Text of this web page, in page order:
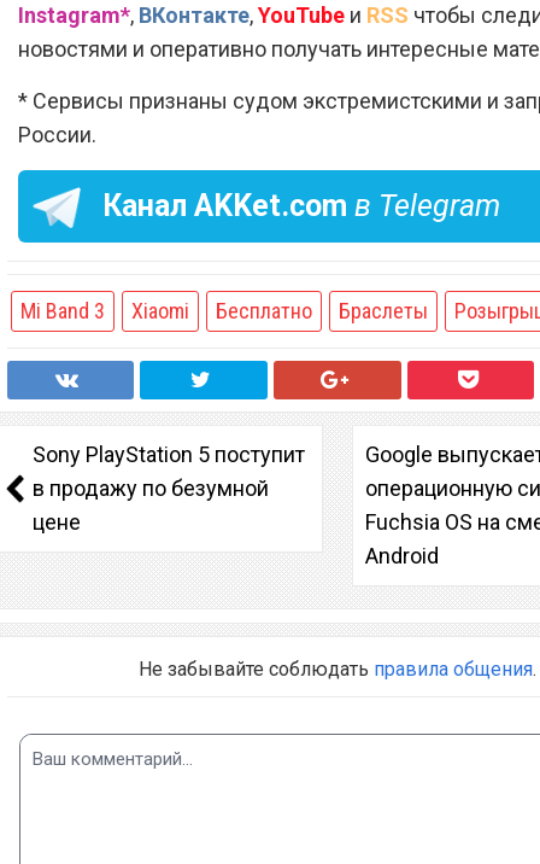
Instagram*, ВКонтакте,YouTube и RSS чтобы
новостями и оперативно получать интересные
* Сервисы признаны судом экстремистскими и
России.
Канал AKKet.com в Telegram
Mi Band 3 Xiaomi Бесплатно Браслеты
Sony PlayStation 5 поступит
в продажу по безумной
цене
Google
операционную
Fuchsia OS на
Android
Не забывайте соблюдать правила общения.